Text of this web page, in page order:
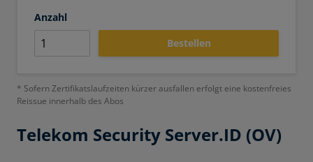
Telekom Security Server.ID (OV)
Anzahl
Bestellen
* Sofern Zertifikatslaufzeiten kürzer ausfallen erfolgt eine kostenfreies
Reissue innerhalb des Abos